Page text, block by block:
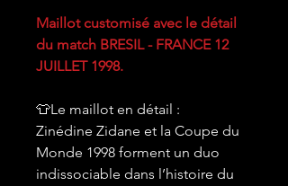
Maillot customisé avec le détail
du match BRESIL - FRANCE 12
JUILLET 1998.
👕Le maillot en détail :
Zinédine Zidane et la Coupe du
Monde 1998 forment un duo
indissociable dans l’histoire du